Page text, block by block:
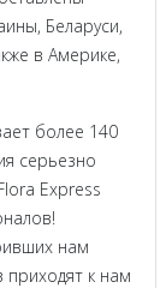
Беларуси,
в Америке,
более 140
серьезно
Express
нам
приходят к нам